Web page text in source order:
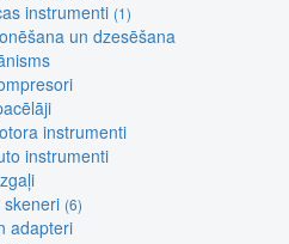
instrumenti (1)
un dzesēšana
instrumenti
instrumenti
skeneri (6)
adapteri